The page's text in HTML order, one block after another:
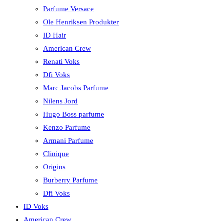
Parfume Versace
Ole Henriksen Produkter
ID Hair
American Crew
Renati Voks
Dfi Voks
Marc Jacobs Parfume
Nilens Jord
Hugo Boss parfume
Kenzo Parfume
Armani Parfume
Clinique
Origins
Burberry Parfume
Dfi Voks
ID Voks